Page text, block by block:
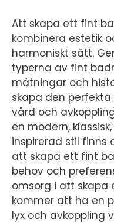
Att skapa ett fint
kombinera estetik
harmoniskt sätt.
typerna av fint
mätningar och
skapa den
vård och
en modern,
inspirerad stil finns
att skapa ett fint
behov och
omsorg i att skapa
kommer att ha en
lyx och avkoppling